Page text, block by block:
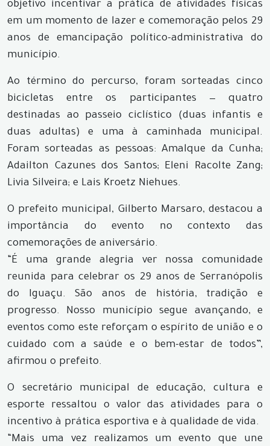
objetivo incentivar a prática de atividades físicas
em um momento de lazer e comemoração pelos 29
anos de emancipação político-administrativa do
município.
Ao término do percurso, foram sorteadas cinco
bicicletas entre os participantes — quatro
destinadas ao passeio ciclístico (duas infantis e
duas adultas) e uma à caminhada municipal.
Foram sorteadas as pessoas: Amalque da Cunha;
Adailton Cazunes dos Santos; Eleni Racolte Zang;
Livia Silveira; e Lais Kroetz Niehues.
O prefeito municipal, Gilberto Marsaro, destacou a
importância do evento no contexto das
comemorações de aniversário.
“É uma grande alegria ver nossa comunidade
reunida para celebrar os 29 anos de Serranópolis
do Iguaçu. São anos de história, tradição e
progresso. Nosso município segue avançando, e
eventos como este reforçam o espírito de união e o
cuidado com a saúde e o bem-estar de todos”,
afirmou o prefeito.
O secretário municipal de educação, cultura e
esporte ressaltou o valor das atividades para o
incentivo à prática esportiva e à qualidade de vida.
“Mais uma vez realizamos um evento que une